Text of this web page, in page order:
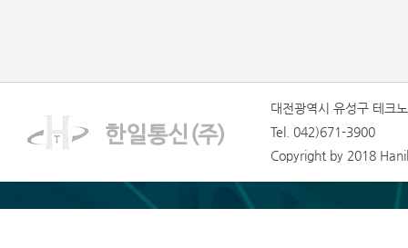
대전광역시 유성구 테크
Tel. 042)671-3900
Copyright by 2018